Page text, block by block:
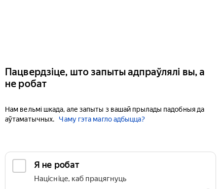
Пацвердзіце, што запыты адпраўлялі вы, а
не робат
Нам вельмі шкада, але запыты з вашай прылады падобныя да
аўтаматычных.
Чаму гэта магло адбыцца?
Я не робат
Націсніце, каб працягнуць